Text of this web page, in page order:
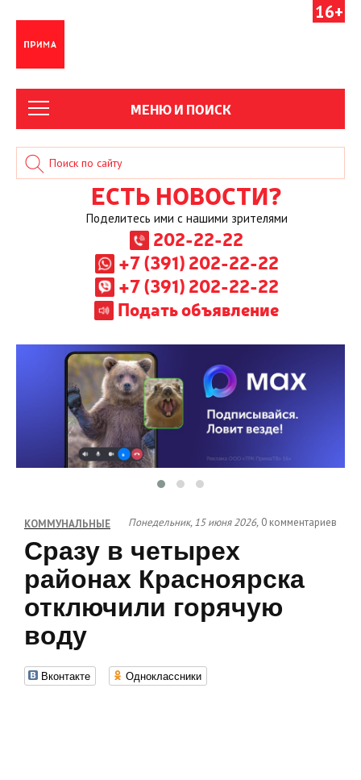
16+
МЕНЮ И ПОИСК
ЕСТЬ НОВОСТИ?
Поделитесь ими с нашими зрителями
202-22-22
+7 (391) 202-22-22
+7 (391) 202-22-22
Подать объявление
КОММУНАЛЬНЫЕ Понедельник, 15 июня 2026, 0 комментариев
Сразу в четырех
районах Красноярска
отключили горячую
воду
Вконтакте Одноклассники